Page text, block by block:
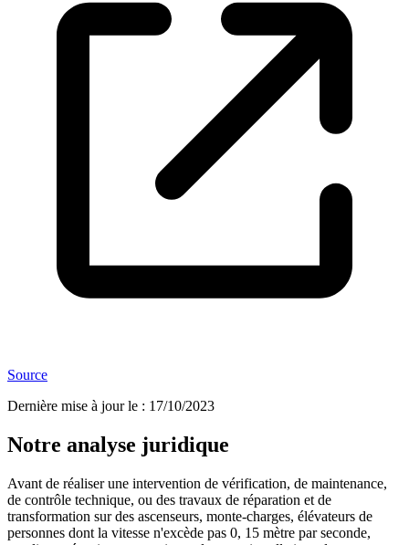
Source
Dernière mise à jour le : 17/10/2023
Notre analyse juridique
Avant de réaliser une intervention de vérification, de maintenance,
de contrôle technique, ou des travaux de réparation et de
transformation sur des ascenseurs, monte-charges, élévateurs de
personnes dont la vitesse n'excède pas 0, 15 mètre par seconde,